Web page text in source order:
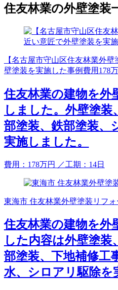
住友林業の外壁塗装
【名古屋市守山区住友林業外
壁塗装を実施した事例費用178
住友林業の建物を外
しました。外壁塗装
部塗装、鉄部塗装、
実施しました。
費用： 178万円 ／工期：14日
東海市 住友林業外壁塗装リフォ
住友林業の建物を外
した内容は外壁塗装
部塗装、下地補修工
水、シロアリ駆除を